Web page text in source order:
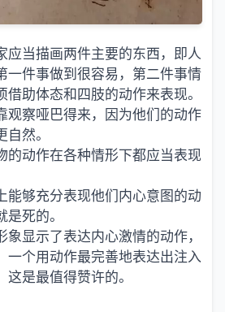
应当描画两件主要的东西，即人
一件事做到很容易，第二件事情
助体态和四肢的动作来表现。
观察哑巴得来，因为他们的动作
然。
的动作在各种情形下都应当表现
能够充分表现他们内心意图的动
死的。
象显示了表达内心激情的动作，
一个用动作最完善地表达出注入
是最值得赞许的。